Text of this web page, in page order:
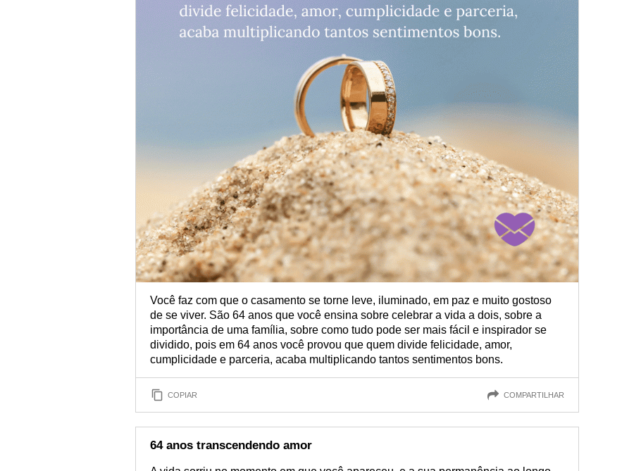
Você faz com que o casamento se torne leve, iluminado, em paz e muito gostoso
de se viver. São 64 anos que você ensina sobre celebrar a vida a dois, sobre a
importância de uma família, sobre como tudo pode ser mais fácil e inspirador se
dividido, pois em 64 anos você provou que quem divide felicidade, amor,
cumplicidade e parceria, acaba multiplicando tantos sentimentos bons.
COPIAR COMPARTILHAR
64 anos transcendendo amor